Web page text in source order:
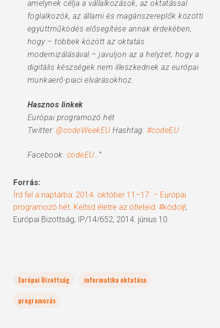
amelynek célja a vállalkozások, az oktatással
foglalkozók, az állami és magánszereplők közötti
együttműködés elősegítése annak érdekében,
hogy – többek között az oktatás
modernizálásával – javuljon az a helyzet, hogy a
digitális készségek nem illeszkednek az európai
munkaerő-piaci elvárásokhoz.
Hasznos linkek
Európai programozó hét
Twitter:@codeWeekEU Hashtag: #codeEU
Facebook: codeEU…”
Forrás:
Írd fel a naptárba: 2014. október 11–17. – Európai
programozó hét. Keltsd életre az ötleteid: #kódolj!;
Európai Bizottság; IP/14/652, 2014. június 10.
Európai Bizottság
informatika oktatása
programozás